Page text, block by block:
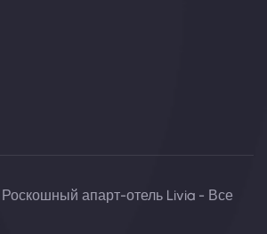
апарт-отель Livia - Все